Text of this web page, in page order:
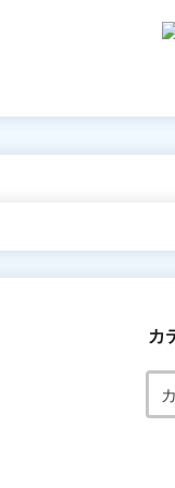
カ